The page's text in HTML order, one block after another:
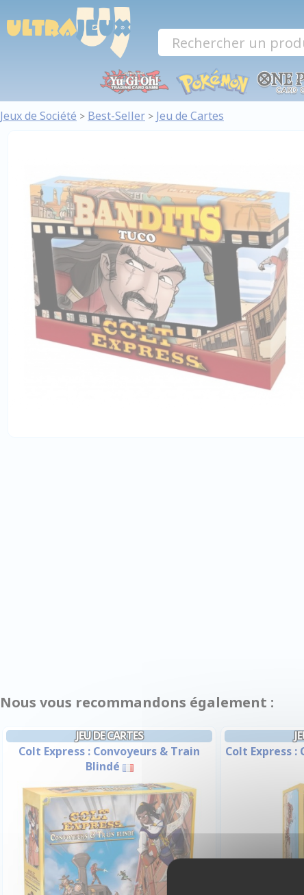
Jeux de Société > Best-Seller > Jeu de Cartes
Nous vous recommandons également :
JEU DE CARTES
Colt Express : Convoyeurs & Train
Blindé
Colt Express :
Panneau de gestion des cookies